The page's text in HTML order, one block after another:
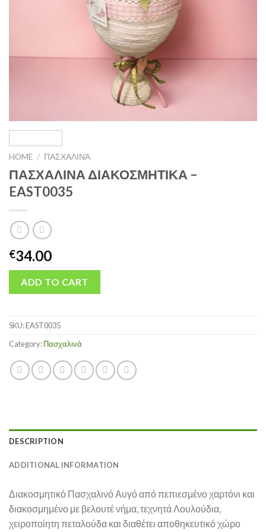
HOME / ΠΑΣΧΑΛΙΝΆ
ΠΑΣΧΑΛΙΝΑ ΔΙΑΚΟΣΜΗΤΙΚΑ –
EAST0035
€34.00
ADD TO CART
SKU:EAST0035
Category:Πασχαλινά
DESCRIPTION
ADDITIONAL INFORMATION
Διακοσμητικό Πασχαλινό Αυγό από πεπιεσμένο χαρτόνι και
διακοσμημένο με βελουτέ νήμα, τεχνητά Λουλούδια,
χειροποίητη πεταλούδα και διαθέτει αποθηκευτικό χώρο